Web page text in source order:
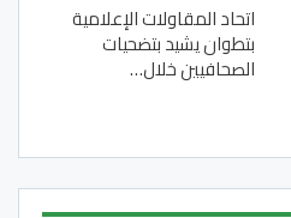
اتحاد المقاولات الإعلامية
بتطوان يشيد بتضحيات
الصحافيين خلال…